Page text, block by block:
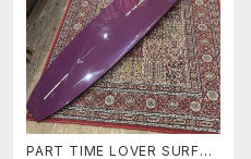
PART TIME LOVER SURFB